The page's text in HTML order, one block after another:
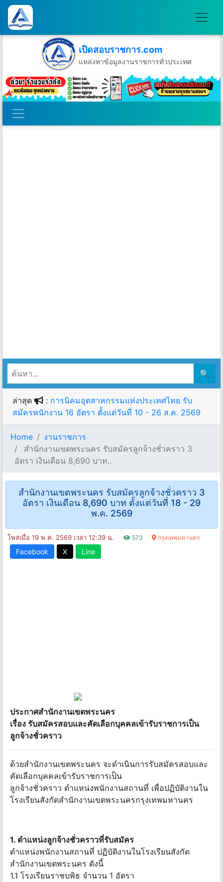
เปิดสอบราชการ.com
แหล่งหาข้อมูลงานราชการทั่วประเทศ
วันอาทิตย์ที่ 9 เดือนสิงหาคม พ.ศ.2569
🔍
ล่าสุด : การนิคมอุตสาหกรรมแห่งประเทศไทย รับ
สมัครพนักงาน 16 อัตรา ตั้งแต่วันที่ 10 - 26 ส.ค. 2569
Home
งานราชการ
สำนักงานเขตพระนคร รับสมัครลูกจ้างชั่วคราว 3
อัตรา เงินเดือน 8,690 บาท..
สำนักงานเขตพระนคร รับสมัครลูกจ้างชั่วคราว 3
อัตรา เงินเดือน 8,690 บาท ตั้งแต่วันที่ 18 - 29
พ.ค. 2569
โพสเมื่อ 19 พ.ค. 2569 เวลา 12:39 น. 573 กรุงเทพมหานคร
Facebook X Line
ประกาศสำนักงานเขตพระนคร
เรื่อง รับสมัครสอบและคัดเลือกบุคคลเข้ารับราชการเป็น
ลูกจ้างชั่วคราว
ด้วยสำนักงานเขตพระนคร จะดำเนินการรับสมัครสอบและ
คัดเลือกบุคคลเข้ารับราชการเป็น
ลูกจ้างชั่วคราว ตำแหน่งพนักงานสถานที่ เพื่อปฏิบัติงานใน
โรงเรียนสังกัดสำนักงานเขตพระนครกรุงเทพมหานคร
1. ตำแหน่งลูกจ้างชั่วคราวที่รับสมัคร
ตำแหน่งพนักงานสถานที่ ปฏิบัติงานในโรงเรียนสังกัด
สำนักงานเขตพระนคร ดังนี้
1.1 โรงเรียนราชบพิธ จำนวน 1 อัตรา